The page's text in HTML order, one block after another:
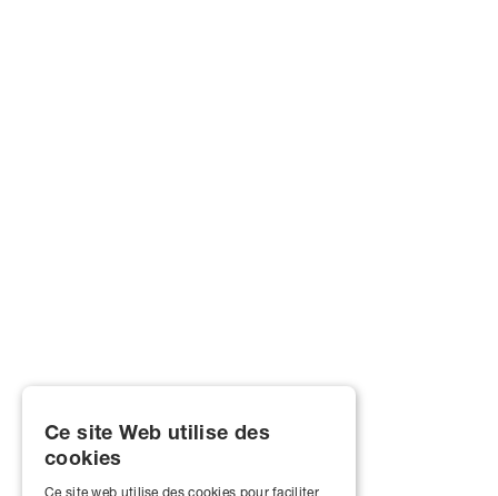
Ce site Web utilise des
cookies
Ce site web utilise des cookies pour faciliter